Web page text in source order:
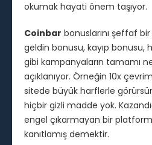
okumak hayati önem taşıyor.
Coinbar bonuslarını şeffaf
geldin bonusu, kayıp bonusu,
gibi kampanyaların tamamı
açıklanıyor. Örneğin 10x
sitede büyük harflerle
hiçbir gizli madde yok.
engel çıkarmayan bir
kanıtlamış demektir.